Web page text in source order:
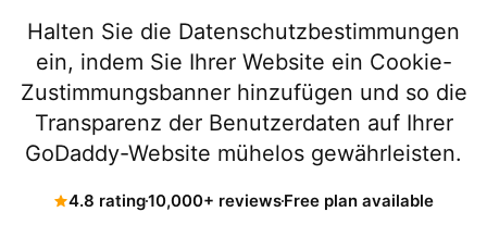
Halten Sie die Datenschutzbestimmungen
ein, indem Sie Ihrer Website ein Cookie-
Zustimmungsbanner hinzufügen und so die
Transparenz der Benutzerdaten auf Ihrer
GoDaddy-Website mühelos gewährleisten.
4.8 rating10,000+ reviewsFree plan available